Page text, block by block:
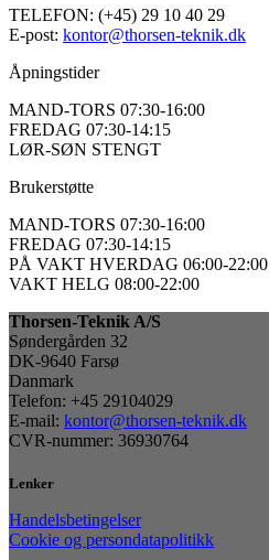
TELEFON: (+45) 29 10 40 29
E-post: kontor@thorsen-teknik.dk
Åpningstider
MAND-TORS 07:30-16:00
FREDAG 07:30-14:15
LØR-SØN STENGT
Brukerstøtte
MAND-TORS 07:30-16:00
FREDAG 07:30-14:15
PÅ VAKT HVERDAG 06:00-22:00
VAKT HELG 08:00-22:00
Thorsen-Teknik A/S
Søndergården 32
DK-9640 Farsø
Danmark
Telefon: +45 29104029
E-mail: kontor@thorsen-teknik.dk
CVR-nummer: 36930764
Lenker
Handelsbetingelser
Cookie og persondatapolitikk